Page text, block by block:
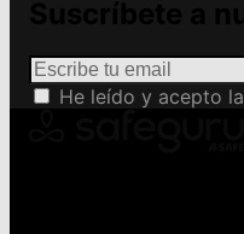
He leído y acepto la